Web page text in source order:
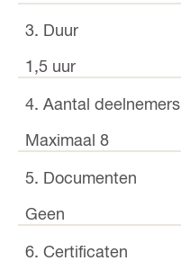
3. Duur
1,5 uur
4. Aantal deelnemers
Maximaal 8
5. Documenten
Geen
6. Certificaten